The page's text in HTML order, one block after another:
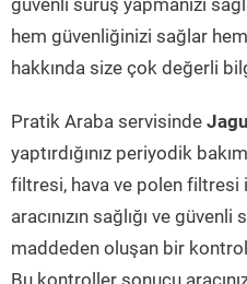
güvenli sürüş yapmanızı
hem güvenliğinizi sağlar hem
hakkında size çok değerli
Pratik Araba servisinde
yaptırdığınız periyodik
filtresi, hava ve polen filtresi
aracınızın sağlığı ve
maddeden oluşan bir kontrol
Bu kontroller sonucu